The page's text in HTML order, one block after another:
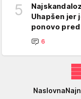
5
Uhapšen jer
ponovo
6
Naslovna